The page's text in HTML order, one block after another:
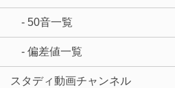
- 50音一覧
- 偏差値一覧
スタディ動画チャンネル